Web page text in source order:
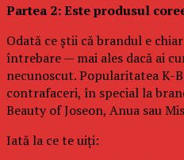
Partea 2: Este produsul
Odată ce știi că brandul e
întrebare — mai ales dacă ai
necunoscut. Popularitatea K-
contrafaceri, în special la
Beauty of Joseon, Anua sau
Iată la ce te uiți: